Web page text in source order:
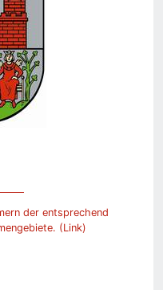
der entsprechend
(Link)